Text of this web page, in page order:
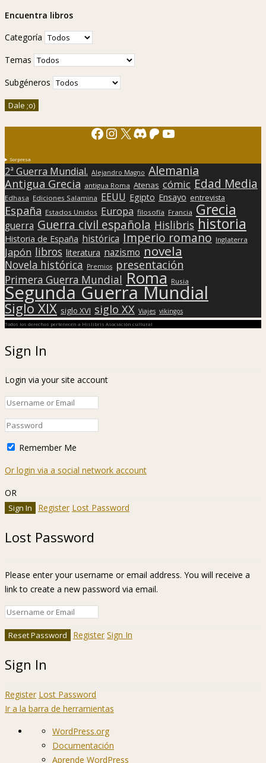
Encuentra libros
Categoría
Temas
Subgéneros
Facebook
Instagram
X Discord
Patreon
YouTube
Sorpresa
2ª Guerra Mundial. Alejandro Magno Alemania
Antigua Grecia antigua Roma Atenas cómic Edad Media
Edhasa Ediciones Salamina EEUU Egipto Ensayo entrevista
España Estados Unidos Europa filosofía Francia Grecia
guerra Guerra civil española Hislibris historia
Historia de España histórica Imperio romano Inglaterra
Japón libros literatura nazismo novela
Novela histórica Premios presentación
Primera Guerra Mundial Roma Rusia
Segunda Guerra Mundial
Siglo XIX siglo XVI siglo XX Viajes vikingos
Todos los derechos pertenecen a Hislibris Asociación cultural
Sign In
Login via your site account
Remember Me
Or login via a social network account
OR
Register Lost Password
Lost Password
Please enter your username or email address. You will receive a
link to create a new password via email.
Register Sign In
Sign In
Register Lost Password
Ir a la barra de herramientas
Acerca
WordPress
WordPress.org
Documentación
Aprende WordPress